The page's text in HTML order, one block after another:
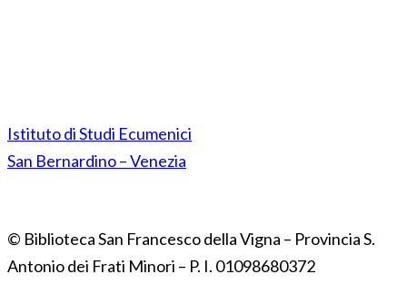
Istituto di Studi Ecumenici
San Bernardino – Venezia
© Biblioteca San Francesco della Vigna – Provincia S.
Antonio dei Frati Minori – P. I. 01098680372